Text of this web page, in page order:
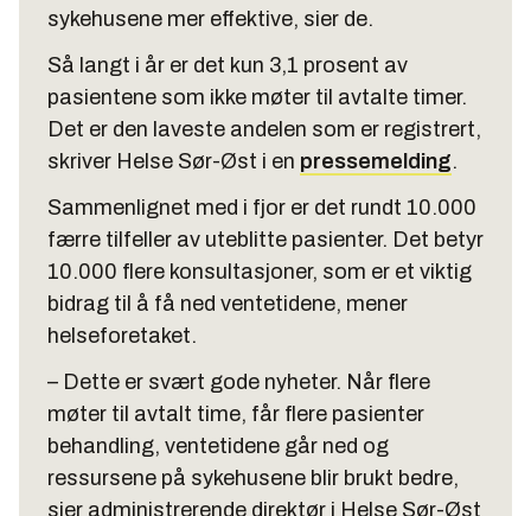
sykehusene mer effektive, sier de.
Så langt i år er det kun 3,1 prosent av
pasientene som ikke møter til avtalte timer.
Det er den laveste andelen som er registrert,
skriver Helse Sør-Øst i en pressemelding.
Sammenlignet med i fjor er det rundt 10.000
færre tilfeller av uteblitte pasienter. Det betyr
10.000 flere konsultasjoner, som er et viktig
bidrag til å få ned ventetidene, mener
helseforetaket.
– Dette er svært gode nyheter. Når flere
møter til avtalt time, får flere pasienter
behandling, ventetidene går ned og
ressursene på sykehusene blir brukt bedre,
sier administrerende direktør i Helse Sør-Øst